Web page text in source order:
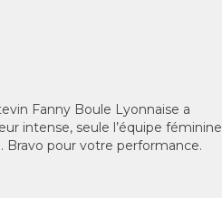
Fanny Boule Lyonnaise a
intense, seule l’équipe féminine
Bravo pour votre performance.